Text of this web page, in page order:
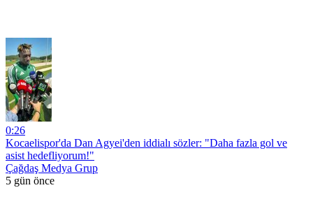
0:26
Kocaelispor'da Dan Agyei'den iddialı sözler: "Daha fazla gol ve
asist hedefliyorum!"
Çağdaş Medya Grup
5 gün önce